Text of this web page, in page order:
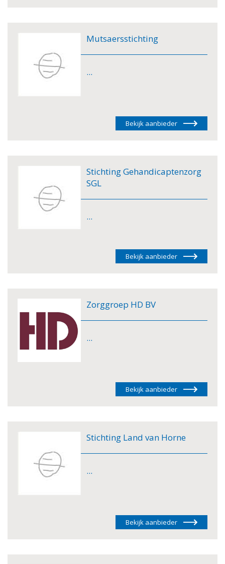
Mutsaersstichting
...
Bekijk aanbieder
Stichting Gehandicaptenzorg
SGL
...
Bekijk aanbieder
Zorggroep HD BV
...
Bekijk aanbieder
Stichting Land van Horne
...
Bekijk aanbieder